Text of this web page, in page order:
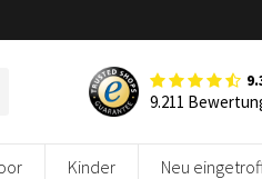
9.211
Kinder Neu